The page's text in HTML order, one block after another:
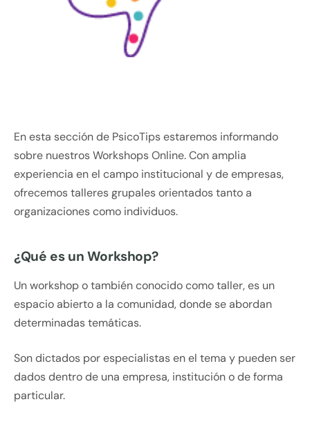
En esta sección de PsicoTips estaremos informando
sobre nuestros Workshops Online. Con amplia
experiencia en el campo institucional y de empresas,
ofrecemos talleres grupales orientados tanto a
organizaciones como individuos.
¿Qué es un Workshop?
Un workshop o también conocido como taller, es un
espacio abierto a la comunidad, donde se abordan
determinadas temáticas.
Son dictados por especialistas en el tema y pueden ser
dados dentro de una empresa, institución o de forma
particular.